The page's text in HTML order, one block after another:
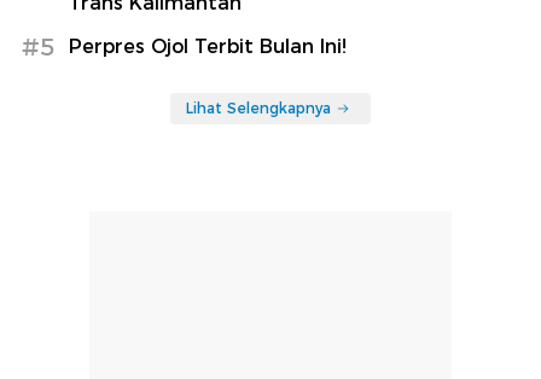
#5 Perpres Ojol Terbit Bulan Ini!
Lihat Selengkapnya